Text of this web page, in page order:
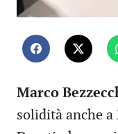
Marco
solidità anche